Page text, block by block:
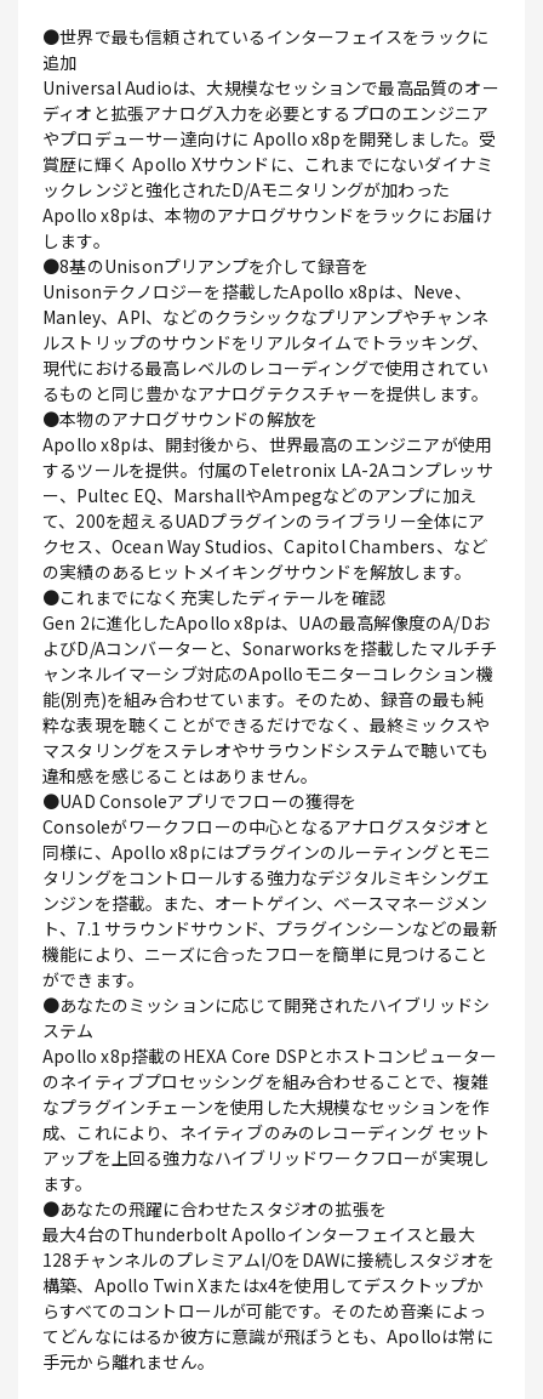
●世界で最も信頼されているインターフェイスをラックに
追加
Universal Audioは、大規模なセッションで最高品質のオー
ディオと拡張アナログ入力を必要とするプロのエンジニア
やプロデューサー達向けに Apollo x8pを開発しました。受
賞歴に輝く Apollo Xサウンドに、これまでにないダイナミ
ックレンジと強化されたD/Aモニタリングが加わった
Apollo x8pは、本物のアナログサウンドをラックにお届け
します。
●8基のUnisonプリアンプを介して録音を
Unisonテクノロジーを搭載したApollo x8pは、Neve、
Manley、API、などのクラシックなプリアンプやチャンネ
ルストリップのサウンドをリアルタイムでトラッキング、
現代における最高レベルのレコーディングで使用されてい
るものと同じ豊かなアナログテクスチャーを提供します。
●本物のアナログサウンドの解放を
Apollo x8pは、開封後から、世界最高のエンジニアが使用
するツールを提供。付属のTeletronix LA-2Aコンプレッサ
ー、Pultec EQ、MarshallやAmpegなどのアンプに加え
て、200を超えるUADプラグインのライブラリー全体にア
クセス、Ocean Way Studios、Capitol Chambers、など
の実績のあるヒットメイキングサウンドを解放します。
●これまでになく充実したディテールを確認
Gen 2に進化したApollo x8pは、UAの最高解像度のA/Dお
よびD/Aコンバーターと、Sonarworksを搭載したマルチチ
ャンネルイマーシブ対応のApolloモニターコレクション機
能(別売)を組み合わせています。そのため、録音の最も純
粋な表現を聴くことができるだけでなく、最終ミックスや
マスタリングをステレオやサラウンドシステムで聴いても
違和感を感じることはありません。
●UAD Consoleアプリでフローの獲得を
Consoleがワークフローの中心となるアナログスタジオと
同様に、Apollo x8pにはプラグインのルーティングとモニ
タリングをコントロールする強力なデジタルミキシングエ
ンジンを搭載。また、オートゲイン、ベースマネージメン
ト、7.1 サラウンドサウンド、プラグインシーンなどの最新
機能により、ニーズに合ったフローを簡単に見つけること
ができます。
●あなたのミッションに応じて開発されたハイブリッドシ
ステム
Apollo x8p搭載のHEXA Core DSPとホストコンピューター
のネイティブプロセッシングを組み合わせることで、複雑
なプラグインチェーンを使用した大規模なセッションを作
成、これにより、ネイティブのみのレコーディング セット
アップを上回る強力なハイブリッドワークフローが実現し
ます。
●あなたの飛躍に合わせたスタジオの拡張を
最大4台のThunderbolt Apolloインターフェイスと最大
128チャンネルのプレミアムI/OをDAWに接続しスタジオを
構築、Apollo Twin Xまたはx4を使用してデスクトップか
らすべてのコントロールが可能です。そのため音楽によっ
てどんなにはるか彼方に意識が飛ぼうとも、Apolloは常に
手元から離れません。